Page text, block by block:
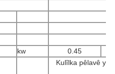
kw 0.45
Kulîlka pêlavê ya